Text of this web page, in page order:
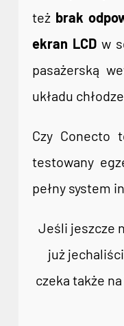
też brak
ekran LCDw
pasażerską
układu
Czy Conecto
testowany
pełny system
Jeśli jeszcze
już
czeka także